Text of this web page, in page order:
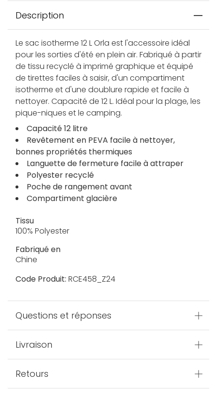
Description
Le sac isotherme 12 L Orla est l'accessoire idéal
pour les sorties d'été en plein air. Fabriqué à partir
de tissu recyclé à imprimé graphique et équipé
de tirettes faciles à saisir, d'un compartiment
isotherme et d'une doublure rapide et facile à
nettoyer. Capacité de 12 L. Idéal pour la plage, les
pique-niques et le camping.
Capacité 12 litre
Revêtement en PEVA facile à nettoyer,
bonnes propriétés thermiques
Languette de fermeture facile à attraper
Polyester recyclé
Poche de rangement avant
Compartiment glacière
Tissu
100% Polyester
Fabriqué en
Chine
Code Produit: RCE458_Z24
Questions et réponses
Livraison
Retours